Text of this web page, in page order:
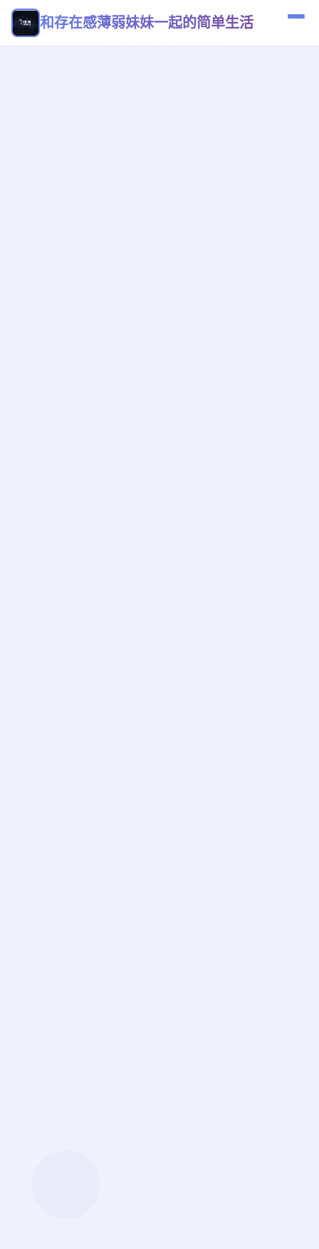
和存在感薄弱妹妹一起的简单生活